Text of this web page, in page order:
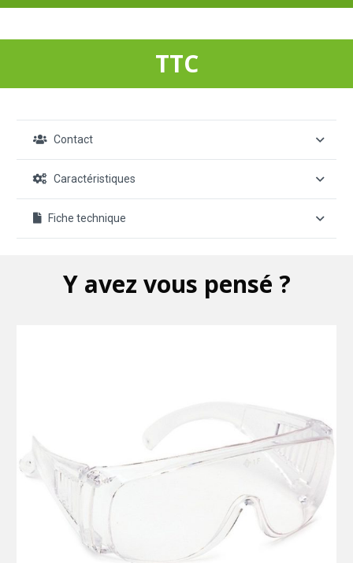
TTC
Contact
Caractéristiques
Fiche technique
Y avez vous pensé ?